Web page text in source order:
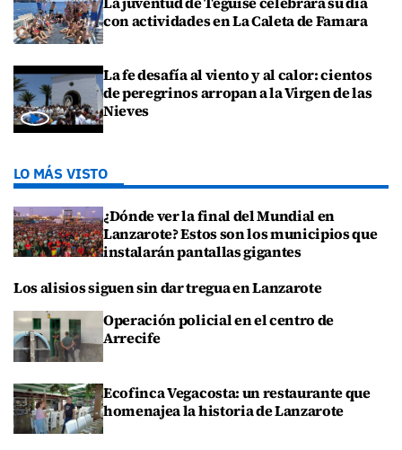
con actividades en La Caleta de Famara
La fe desafía al viento y al calor: cientos
de peregrinos arropan a la Virgen de las
Nieves
LO MÁS VISTO
¿Dónde ver la final del Mundial en
Lanzarote? Estos son los municipios que
instalarán pantallas gigantes
Los alisios siguen sin dar tregua en Lanzarote
Operación policial en el centro de
Arrecife
Ecofinca Vegacosta: un restaurante que
homenajea la historia de Lanzarote